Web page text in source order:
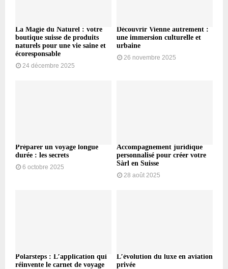
La Magie du Naturel : votre
boutique suisse de produits
naturels pour une vie saine et
écoresponsable
24 décembre 2025
Découvrir Vienne autrement :
une immersion culturelle et
urbaine
26 novembre 2025
Préparer un voyage longue
durée : les secrets
6 octobre 2025
Accompagnement juridique
personnalisé pour créer votre
Sàrl en Suisse
28 août 2025
Polarsteps : L’application qui
réinvente le carnet de voyage
L’évolution du luxe en aviation
privée